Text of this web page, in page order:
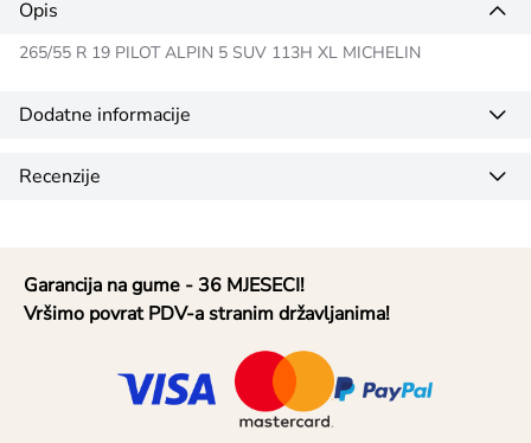
Opis
265/55 R 19 PILOT ALPIN 5 SUV 113H XL MICHELIN
Dodatne informacije
Recenzije
Garancija na gume - 36 MJESECI!
Vršimo povrat PDV-a stranim državljanima!